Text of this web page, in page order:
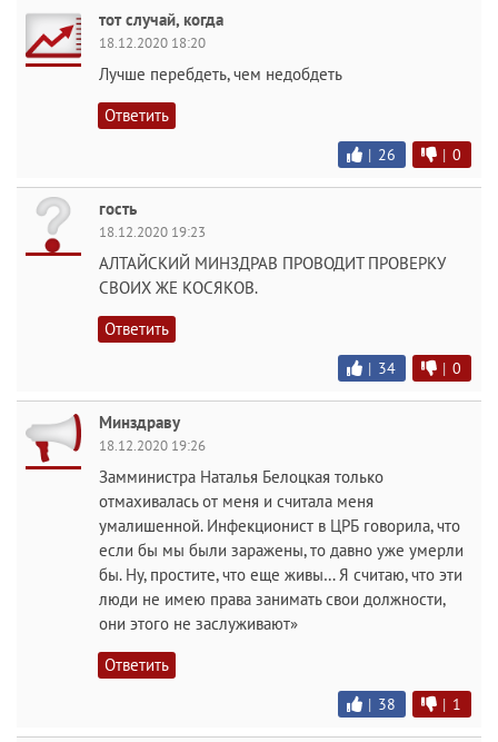
тот случай, когда
18.12.2020 18:20
Лучше перебдеть, чем недобдеть
Ответить
| 26 | 0
гость
18.12.2020 19:23
АЛТАЙСКИЙ МИНЗДРАВ ПРОВОДИТ ПРОВЕРКУ
СВОИХ ЖЕ КОСЯКОВ.
Ответить
| 34 | 0
Минздраву
18.12.2020 19:26
Замминистра Наталья Белоцкая только
отмахивалась от меня и считала меня
умалишенной. Инфекционист в ЦРБ говорила, что
если бы мы были заражены, то давно уже умерли
бы. Ну, простите, что еще живы… Я считаю, что эти
люди не имею права занимать свои должности,
они этого не заслуживают»
Ответить
| 38 | 1